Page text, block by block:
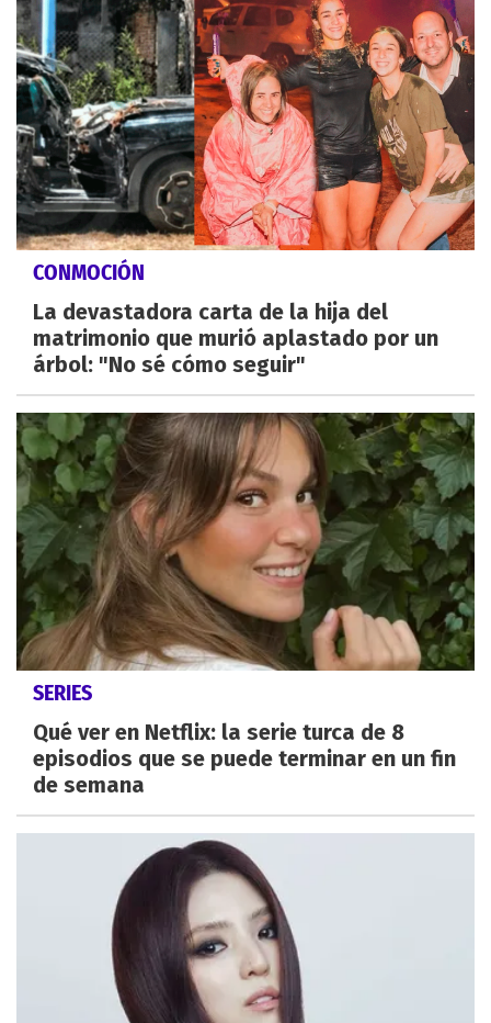
CONMOCIÓN
La devastadora carta de la hija del
matrimonio que murió aplastado por un
árbol: "No sé cómo seguir"
SERIES
Qué ver en Netflix: la serie turca de 8
episodios que se puede terminar en un fin
de semana